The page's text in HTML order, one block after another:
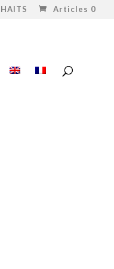
Articles 0